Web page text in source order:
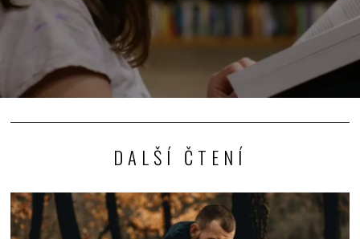
DALŠÍ ČTENÍ